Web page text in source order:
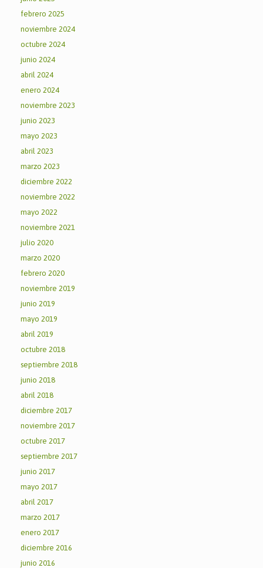
febrero 2025
noviembre 2024
octubre 2024
junio 2024
abril 2024
enero 2024
noviembre 2023
junio 2023
mayo 2023
abril 2023
marzo 2023
diciembre 2022
noviembre 2022
mayo 2022
noviembre 2021
julio 2020
marzo 2020
febrero 2020
noviembre 2019
junio 2019
mayo 2019
abril 2019
octubre 2018
septiembre 2018
junio 2018
abril 2018
diciembre 2017
noviembre 2017
octubre 2017
septiembre 2017
junio 2017
mayo 2017
abril 2017
marzo 2017
enero 2017
diciembre 2016
junio 2016